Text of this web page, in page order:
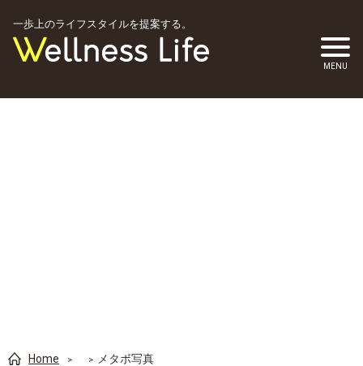
一歩上のライフスタイルを提案する。
Home メタボ写真